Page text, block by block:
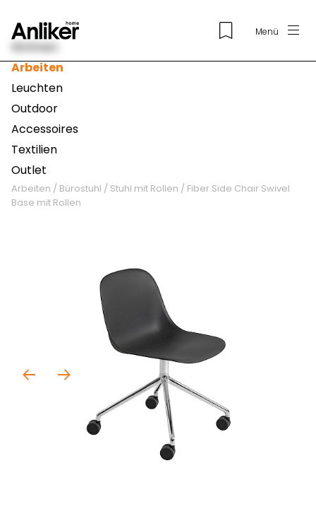
Menü
Wohnen
Arbeiten
Leuchten
Outdoor
Accessoires
Textilien
Outlet
Arbeiten / Bürostuhl / Stuhl mit Rollen / Fiber Side Chair Swivel
Base mit Rollen